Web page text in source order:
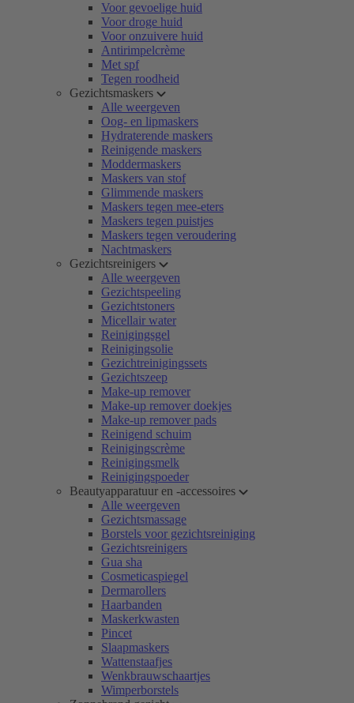
Voor gevoelige huid
Voor droge huid
Voor onzuivere huid
Antirimpelcrème
Met spf
Tegen roodheid
Gezichtsmaskers
Alle weergeven
Oog- en lipmaskers
Hydraterende maskers
Reinigende maskers
Moddermaskers
Maskers van stof
Glimmende maskers
Maskers tegen mee-eters
Maskers tegen puistjes
Maskers tegen veroudering
Nachtmaskers
Gezichtsreinigers
Alle weergeven
Gezichtspeeling
Gezichtstoners
Micellair water
Reinigingsgel
Reinigingsolie
Gezichtreinigingssets
Gezichtszeep
Make-up remover
Make-up remover doekjes
Make-up remover pads
Reinigend schuim
Reinigingscrème
Reinigingsmelk
Reinigingspoeder
Beautyapparatuur en -accessoires
Alle weergeven
Gezichtsmassage
Borstels voor gezichtsreiniging
Gezichtsreinigers
Gua sha
Cosmeticaspiegel
Dermarollers
Haarbanden
Maskerkwasten
Pincet
Slaapmaskers
Wattenstaafjes
Wenkbrauwschaartjes
Wimperborstels